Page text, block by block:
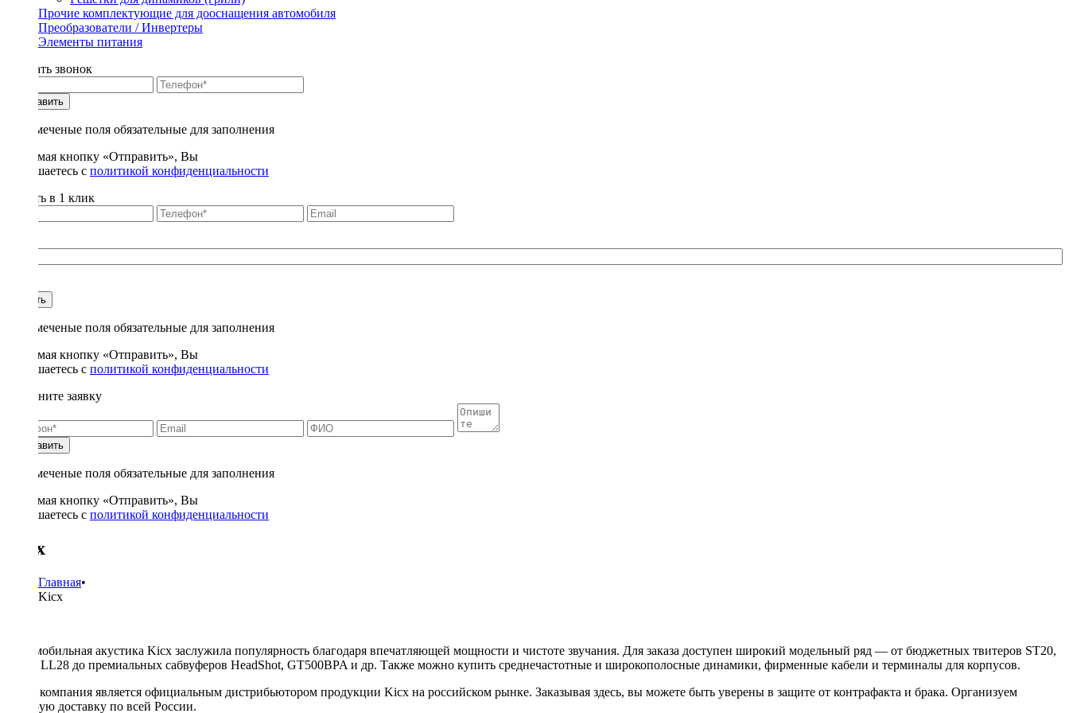
Прочие комплектующие для дооснащения автомобиля
Преобразователи / Инвертеры
Элементы питания
Заказать звонок
Отправить
* - отмеченые поля обязательные для заполнения
Нажимая кнопку «Отправить», Вы
соглашаетесь с политикой конфиденциальности
Купить в 1 клик
Купить
* - отмеченые поля обязательные для заполнения
Нажимая кнопку «Отправить», Вы
соглашаетесь с политикой конфиденциальности
Заполните заявку
Отправить
* - отмеченые поля обязательные для заполнения
Нажимая кнопку «Отправить», Вы
соглашаетесь с политикой конфиденциальности
Kicx
Главная•
Kicx
Автомобильная акустика Kicx заслужила популярность благодаря впечатляющей мощности и чистоте звучания. Для заказа доступен широкий модельный ряд — от бюджетных твитеров ST20,
ST25, LL28 до премиальных сабвуферов HeadShot, GT500BPA и др. Также можно купить среднечастотные и широкополосные динамики, фирменные кабели и терминалы для корпусов.
Наша компания является официальным дистрибьютором продукции Kicx на российском рынке. Заказывая здесь, вы можете быть уверены в защите от контрафакта и брака. Организуем
быструю доставку по всей России.